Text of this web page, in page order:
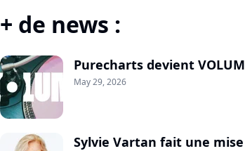
+ de news :
Purecharts devient VOLUM
May 29, 2026
Sylvie Vartan fait une mise